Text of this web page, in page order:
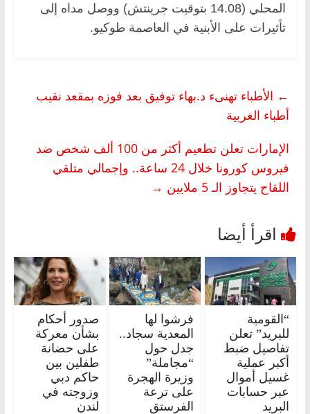
المحلي (14.08 بتوقيت جرينتش) ووصل مداه إلى
تأثيرات على الأبنية في العاصمة طوكيو.
← الأطباء تهنىء د.بهاء توفيق بعد فوزه بمقعد نقيب
أطباء الغربية
الإمارات تعلن تطعيم أكثر من 100 ألف شخص ضد
فيروس كورونا خلال 24 ساعة.. وإجمالي متلقي
اللقاح يتجاوز الـ 5 ملايين
→
“القومية
للبريد” تعلن
تفاصيل ضبط
أكبر عملية
غسيل أموال
عبر حسابات
البريد
فرشوا لها
المعدية سجاد..
جدل حول
“مجاملة”
وزيرة الهجرة
على ترعة
الفرستق
صدور أحكام
بشأن معركة
على حضانة
طفلين بين
حاكم دبي
وزوجته في
لندن